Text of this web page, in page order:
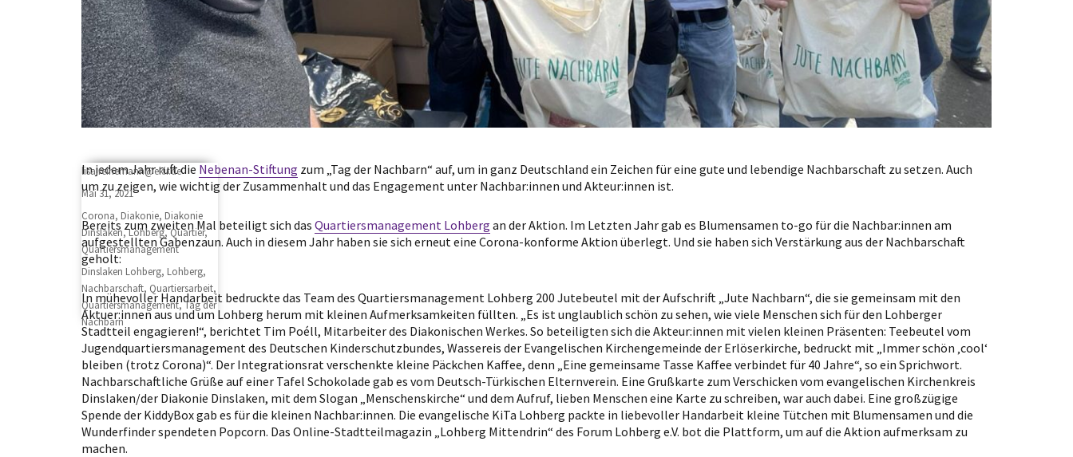
In jedem Jahr ruft die Nebenan-Stiftung zum „Tag der Nachbarn“ auf, um in ganz Deutschland ein Zeichen für eine gute und lebendige Nachbarschaft zu setzen. Auch
um zu zeigen, wie wichtig der Zusammenhalt und das Engagement unter Nachbar:innen und Akteur:innen ist.
Bereits zum zweiten Mal beteiligt sich das Quartiersmanagement Lohberg an der Aktion. Im Letzten Jahr gab es Blumensamen to-go für die Nachbar:innen am
aufgestellten Gabenzaun. Auch in diesem Jahr haben sie sich erneut eine Corona-konforme Aktion überlegt. Und sie haben sich Verstärkung aus der Nachbarschaft
geholt:
In mühevoller Handarbeit bedruckte das Team des Quartiersmanagement Lohberg 200 Jutebeutel mit der Aufschrift „Jute Nachbarn“, die sie gemeinsam mit den
Aktuer:innen aus und um Lohberg herum mit kleinen Aufmerksamkeiten füllten. „Es ist unglaublich schön zu sehen, wie viele Menschen sich für den Lohberger
Stadtteil engagieren!“, berichtet Tim Poéll, Mitarbeiter des Diakonischen Werkes. So beteiligten sich die Akteur:innen mit vielen kleinen Präsenten: Teebeutel vom
Jugendquartiersmanagement des Deutschen Kinderschutzbundes, Wassereis der Evangelischen Kirchengemeinde der Erlöserkirche, bedruckt mit „Immer schön ‚cool‘
bleiben (trotz Corona)“. Der Integrationsrat verschenkte kleine Päckchen Kaffee, denn „Eine gemeinsame Tasse Kaffee verbindet für 40 Jahre“, so ein Sprichwort.
Nachbarschaftliche Grüße auf einer Tafel Schokolade gab es vom Deutsch-Türkischen Elternverein. Eine Grußkarte zum Verschicken vom evangelischen Kirchenkreis
Dinslaken/der Diakonie Dinslaken, mit dem Slogan „Menschenskirche“ und dem Aufruf, lieben Menschen eine Karte zu schreiben, war auch dabei. Eine großzügige
Spende der KiddyBox gab es für die kleinen Nachbar:innen. Die evangelische KiTa Lohberg packte in liebevoller Handarbeit kleine Tütchen mit Blumensamen und die
Wunderfinder spendeten Popcorn. Das Online-Stadtteilmagazin „Lohberg Mittendrin“ des Forum Lohberg e.V. bot die Plattform, um auf die Aktion aufmerksam zu
machen.
Author
lisa.reinemann@ekir.de
Posted
on
Mai 31, 2021
Categories
Corona, Diakonie, Diakonie
Dinslaken,Lohberg,Quartier,
Quartiersmanagement
Tags
Dinslaken Lohberg, Lohberg,
Nachbarschaft, Quartiersarbeit,
Quartiersmanagement,Tag der
Nachbarn